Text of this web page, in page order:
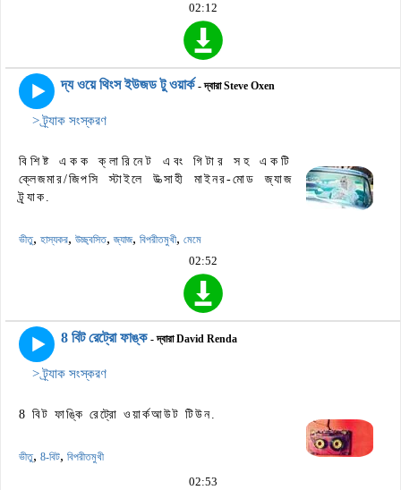
02:12
দ্য ওয়ে থিংস ইউজড টু ওয়ার্ক - দ্বারা Steve Oxen
> ট্র্যাক সংস্করণ
বিশিষ্ট একক ক্লারিনেট এবং গিটার সহ একটি
ক্লেজমার/জিপসি স্টাইলে উত্সাহী মাইনর-মোড জ্যাজ
ট্র্যাক.
ভীতু, হাস্যকর, উচ্ছ্বসিত,জ্যাজ, বিপরীতমুখী, মেমে
02:52
8 বিট রেট্রো ফাঙ্ক - দ্বারা David Renda
> ট্র্যাক সংস্করণ
8 বিট ফাঙ্কি রেট্রো ওয়ার্কআউট টিউন.
ভীতু, 8-বিট, বিপরীতমুখী
02:53